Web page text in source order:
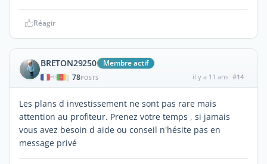
Réagir
BRETON29250 Membre actif
| 78POSTS il y a 11 ans #14
Les plans d investissement ne sont pas rare mais
attention au profiteur. Prenez votre temps , si jamais
vous avez besoin d aide ou conseil n'hésite pas en
message privé